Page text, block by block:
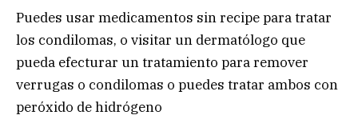
Puedes usar medicamentos sin recipe para tratar
los condilomas, o visitar un dermatólogo que
pueda efecturar un tratamiento para remover
verrugas o condilomas o puedes tratar ambos con
peróxido de hidrógeno